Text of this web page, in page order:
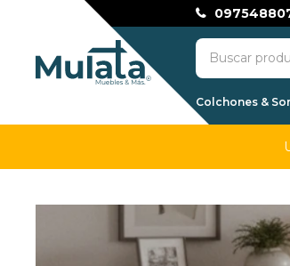
Colchones &